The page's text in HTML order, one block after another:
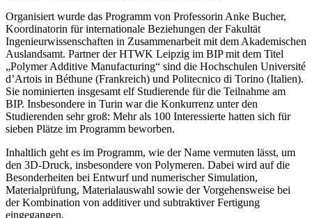
Organisiert wurde das Programm von Professorin Anke Bucher,
Koordinatorin für internationale Beziehungen der Fakultät
Ingenieurwissenschaften in Zusammenarbeit mit dem Akademischen
Auslandsamt. Partner der HTWK Leipzig im BIP mit dem Titel
„Polymer Additive Manufacturing“ sind die Hochschulen Université
d’Artois in Béthune (Frankreich) und Politecnico di Torino (Italien).
Sie nominierten insgesamt elf Studierende für die Teilnahme am
BIP. Insbesondere in Turin war die Konkurrenz unter den
Studierenden sehr groß: Mehr als 100 Interessierte hatten sich für
sieben Plätze im Programm beworben.
Inhaltlich geht es im Programm, wie der Name vermuten lässt, um
den 3D-Druck, insbesondere von Polymeren. Dabei wird auf die
Besonderheiten bei Entwurf und numerischer Simulation,
Materialprüfung, Materialauswahl sowie der Vorgehensweise bei
der Kombination von additiver und subtraktiver Fertigung
eingegangen.